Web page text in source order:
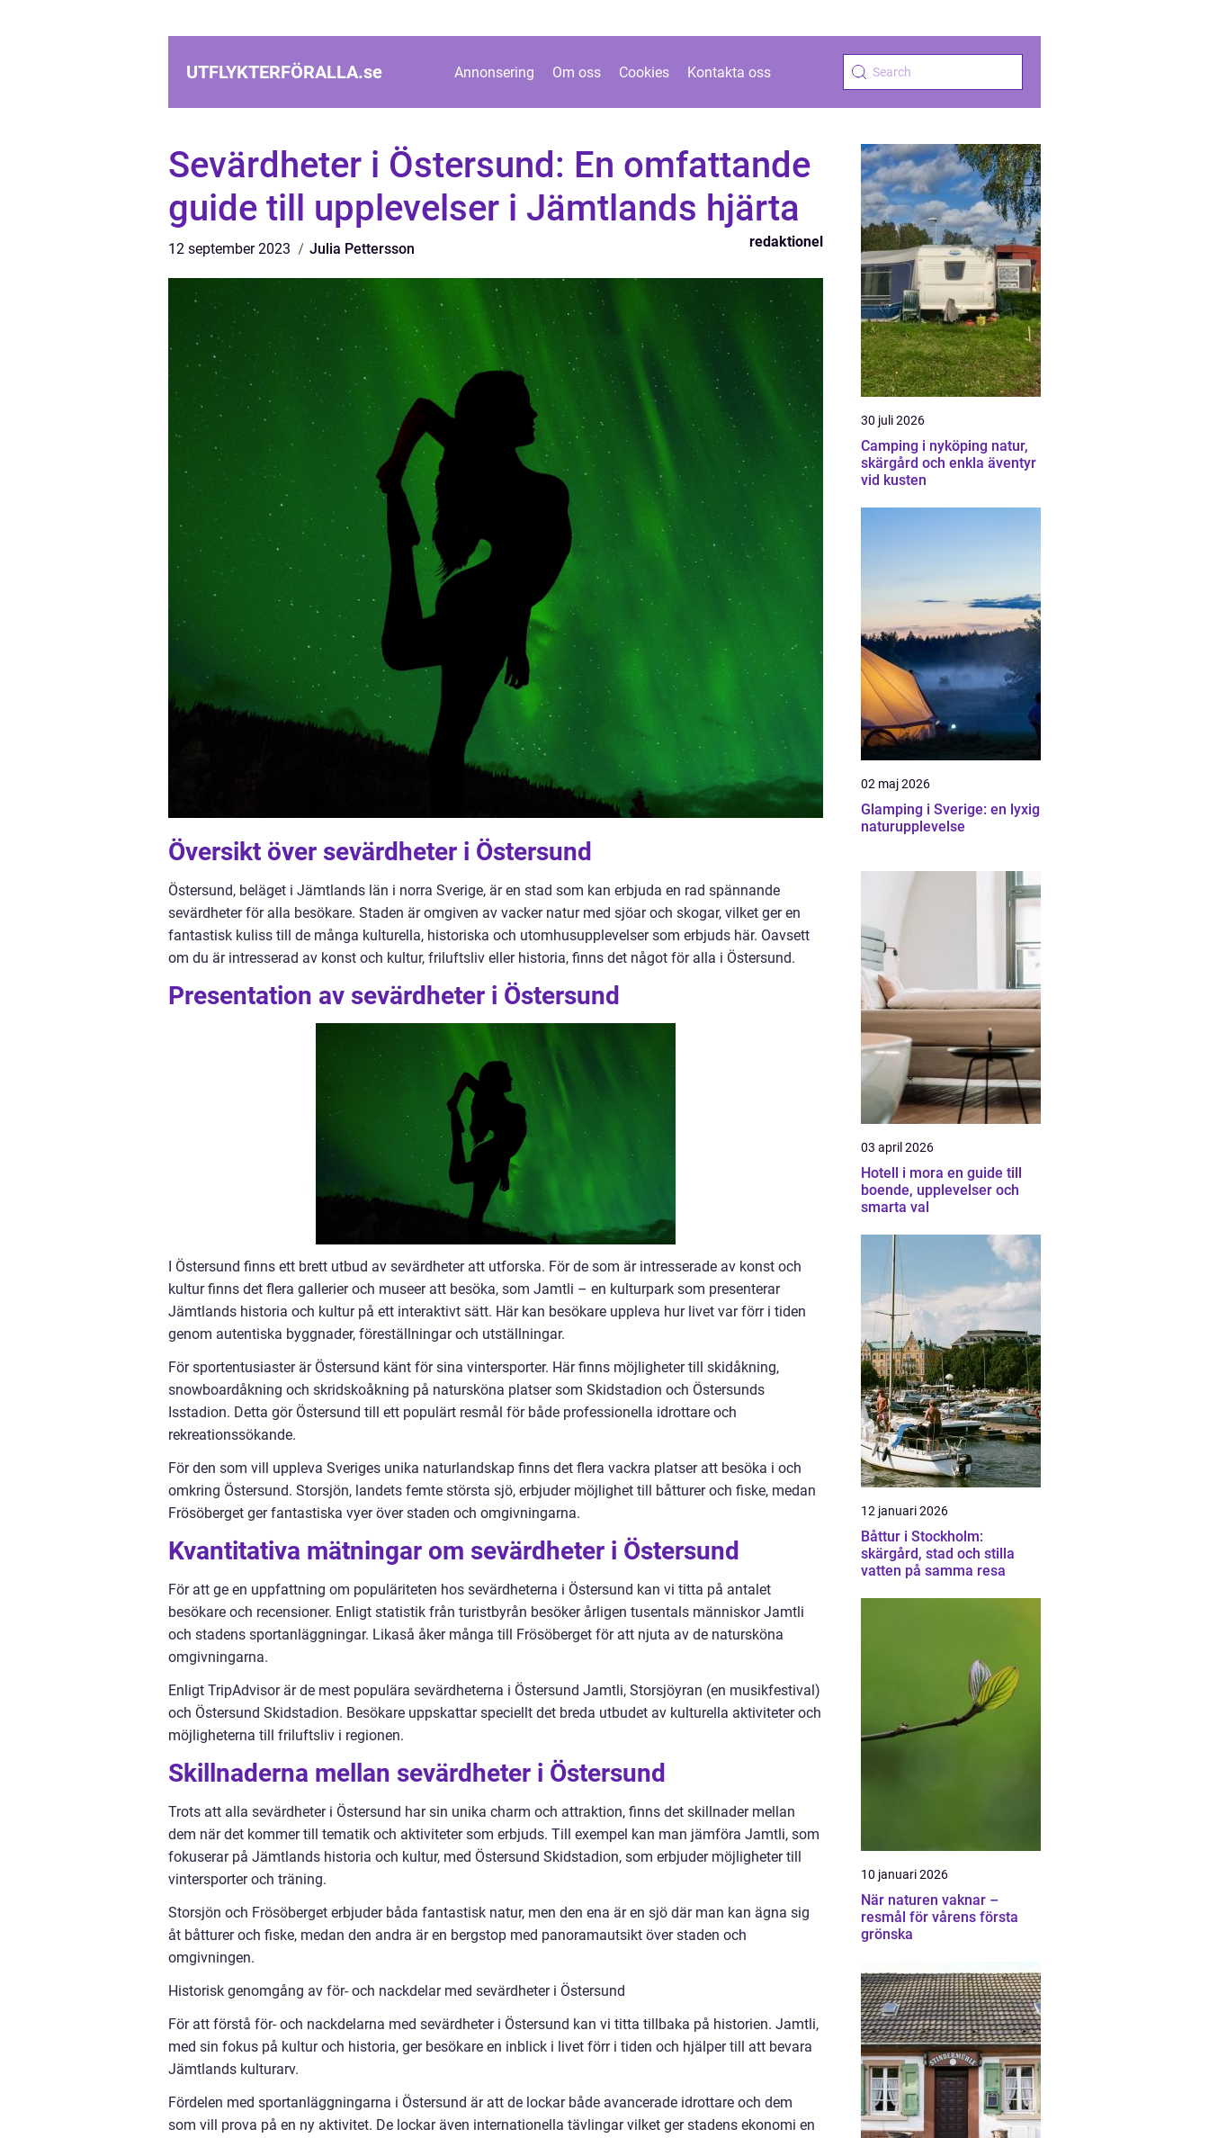
UTFLYKTERFÖRALLA.se Annonsering Om oss Cookies Kontakta oss
Sevärdheter i Östersund: En omfattande
guide till upplevelser i Jämtlands hjärta
12 september 2023 Julia Pettersson redaktionel
Översikt över sevärdheter i Östersund
Östersund, beläget i Jämtlands län i norra Sverige, är en stad som kan erbjuda en rad spännande
sevärdheter för alla besökare. Staden är omgiven av vacker natur med sjöar och skogar, vilket ger en
fantastisk kuliss till de många kulturella, historiska och utomhusupplevelser som erbjuds här. Oavsett
om du är intresserad av konst och kultur, friluftsliv eller historia, finns det något för alla i Östersund.
Presentation av sevärdheter i Östersund
I Östersund finns ett brett utbud av sevärdheter att utforska. För de som är intresserade av konst och
kultur finns det flera gallerier och museer att besöka, som Jamtli – en kulturpark som presenterar
Jämtlands historia och kultur på ett interaktivt sätt. Här kan besökare uppleva hur livet var förr i tiden
genom autentiska byggnader, föreställningar och utställningar.
För sportentusiaster är Östersund känt för sina vintersporter. Här finns möjligheter till skidåkning,
snowboardåkning och skridskoåkning på natursköna platser som Skidstadion och Östersunds
Isstadion. Detta gör Östersund till ett populärt resmål för både professionella idrottare och
rekreationssökande.
För den som vill uppleva Sveriges unika naturlandskap finns det flera vackra platser att besöka i och
omkring Östersund. Storsjön, landets femte största sjö, erbjuder möjlighet till båtturer och fiske, medan
Frösöberget ger fantastiska vyer över staden och omgivningarna.
Kvantitativa mätningar om sevärdheter i Östersund
För att ge en uppfattning om populäriteten hos sevärdheterna i Östersund kan vi titta på antalet
besökare och recensioner. Enligt statistik från turistbyrån besöker årligen tusentals människor Jamtli
och stadens sportanläggningar. Likaså åker många till Frösöberget för att njuta av de natursköna
omgivningarna.
Enligt TripAdvisor är de mest populära sevärdheterna i Östersund Jamtli, Storsjöyran (en musikfestival)
och Östersund Skidstadion. Besökare uppskattar speciellt det breda utbudet av kulturella aktiviteter och
möjligheterna till friluftsliv i regionen.
Skillnaderna mellan sevärdheter i Östersund
Trots att alla sevärdheter i Östersund har sin unika charm och attraktion, finns det skillnader mellan
dem när det kommer till tematik och aktiviteter som erbjuds. Till exempel kan man jämföra Jamtli, som
fokuserar på Jämtlands historia och kultur, med Östersund Skidstadion, som erbjuder möjligheter till
vintersporter och träning.
Storsjön och Frösöberget erbjuder båda fantastisk natur, men den ena är en sjö där man kan ägna sig
åt båtturer och fiske, medan den andra är en bergstop med panoramautsikt över staden och
omgivningen.
Historisk genomgång av för- och nackdelar med sevärdheter i Östersund
För att förstå för- och nackdelarna med sevärdheter i Östersund kan vi titta tillbaka på historien. Jamtli,
med sin fokus på kultur och historia, ger besökare en inblick i livet förr i tiden och hjälper till att bevara
Jämtlands kulturarv.
Fördelen med sportanläggningarna i Östersund är att de lockar både avancerade idrottare och dem
som vill prova på en ny aktivitet. De lockar även internationella tävlingar vilket ger stadens ekonomi en
30 juli 2026
Camping i nyköping natur,
skärgård och enkla äventyr
vid kusten
02 maj 2026
Glamping i Sverige: en lyxig
naturupplevelse
03 april 2026
Hotell i mora en guide till
boende, upplevelser och
smarta val
12 januari 2026
Båttur i Stockholm:
skärgård, stad och stilla
vatten på samma resa
10 januari 2026
När naturen vaknar –
resmål för vårens första
grönska